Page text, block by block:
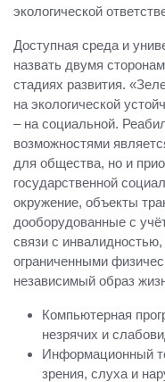
экологической
Доступная среда и
назвать двумя
стадиях развития.
на экологической
– на социальной.
возможностями
для общества, но и
государственной
окружение, объекты
дооборудованные с
связи с
ограниченными
независимый образ
Компьютерная
незрячих и
Информационный
зрения, слуха и